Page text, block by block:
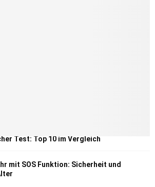
Test: Top 10 im Vergleich
mit SOS Funktion: Sicherheit und